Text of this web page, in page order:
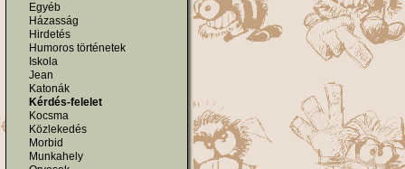
Egyéb
Házasság
Hirdetés
Humoros történetek
Iskola
Jean
Katonák
Kérdés-felelet
Kocsma
Közlekedés
Morbid
Munkahely